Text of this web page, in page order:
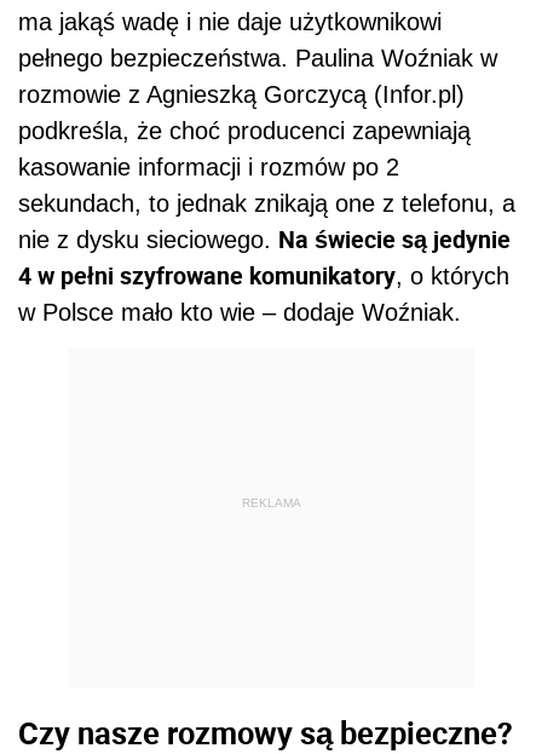
ma jakąś wadę i nie daje użytkownikowi
pełnego bezpieczeństwa. Paulina Woźniak w
rozmowie z Agnieszką Gorczycą (Infor.pl)
podkreśla, że choć producenci zapewniają
kasowanie informacji i rozmów po 2
sekundach, to jednak znikają one z telefonu, a
nie z dysku sieciowego. Na świecie są jedynie
4 w pełni szyfrowane komunikatory, o których
w Polsce mało kto wie – dodaje Woźniak.
REKLAMA
Czy nasze rozmowy są bezpieczne?